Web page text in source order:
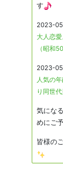
す
2023-
大人恋
（昭和
2023-
人気の
り同世
気にな
めにご
皆様の